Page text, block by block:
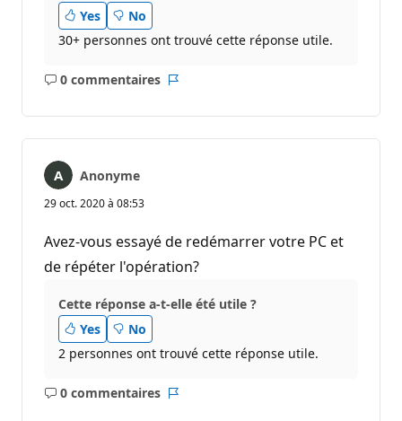
Yes
No
30+ personnes ont trouvé cette réponse utile.
0 commentaires
Aucun
Anonyme
29 oct. 2020 à 08:53
Avez-vous essayé de redémarrer votre PC et
de répéter l'opération?
Cette réponse a-t-elle été utile ?
Yes
No
2 personnes ont trouvé cette réponse utile.
0 commentaires
Aucun